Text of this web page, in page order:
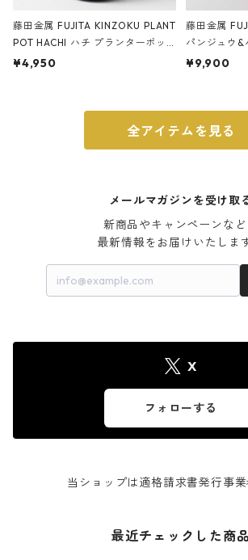
藤田金属 FUJITA KINZOKU PLANT
POT HACHI ハチ プランターポッ
ト 3号 ブラック
¥4,950
藤田金属
パンジュウ&
m ガス火・
¥9,900
全アイテムを見る
メールマガジンを受け取
新商品やキャンペーンなど
最新情報をお届けいたしま
X
フォローする
当ショップは適格請求書発行事業
最近チェックした商品